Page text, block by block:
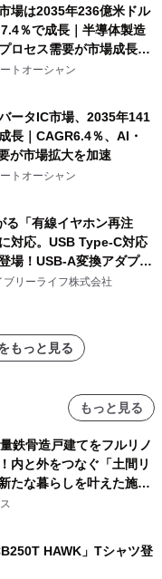
場は2035年236億米ドル
％で成長｜半導体製造
ロセス需要が市場成長を
トオーシャン
ータIC市場、2035年141
長｜CAGR6.4％、AI・
が市場拡大を加速
トオーシャン
る「有線イヤホン再注
対応。USB Type-C対応
場！USB-A変換アダプタ
ホからパソコンまで幅広
リーライフ株式会社
もっと見る
もっと見る
鉄骨造戸建てをフルリノ
内と外をつなぐ「土間リ
たな暮らしを叶えた施工
社アースが公開
HAWK」Tシャツ登